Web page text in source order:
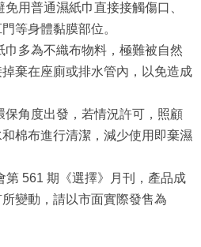
免用普通濕紙巾直接接觸傷口、
等身體黏膜部位。
巾多為不織布物料，極難被自然
棄在座廁或排水管內，以免造成
保角度出發，若情況許可，照顧
棉布進行清潔，減少使用即棄濕
第 561 期《選擇》月刊，產品成
變動，請以市面實際發售為